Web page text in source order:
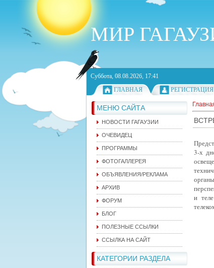
МИР
Суббота, 08.08.2026, 17:41
ГЛАВНАЯ
РЕГИСТРАЦИЯ
МЕНЮ САЙТА
НОВОСТИ ГАГАУЗИИ
ОЧЕВИДЕЦ
ПРОГРАММЫ
ФОТОГАЛЛЕРЕЯ
ОБЪЯВЛЕНИЯ/РЕКЛАМА
АРХИВ
ФОРУМ
БЛОГ
ПОЛЕЗНЫЕ ССЫЛКИ
ССЫЛКА НА САЙТ
КАТЕГОРИИ РАЗДЕЛА
3-х
и